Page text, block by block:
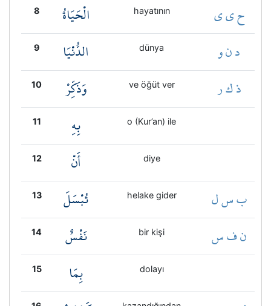
8 الْحَيَاةُ hayatının ح ي ي
9 الدُّنْيَا dünya د ن و
10 وَذَكِّرْ ve öğüt ver ذ ك ر
11 بِهِ o (Kur’an) ile
12 أَنْ diye
13 تُبْسَلَ helake gider ب س ل
14 نَفْسٌ bir kişi ن ف س
15 بِمَا dolayı